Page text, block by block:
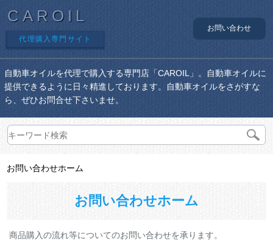
CAROIL
代理購入専門サイト
お問い合わせ
自動車オイルを代理で購入する専門店「CAROIL」。自動車オイルに
提供できるように日々精進しております。自動車オイルをさがすな
ら、ぜひお問合せ下さいませ。
お問い合わせホーム
お問い合わせホーム
商品購入の流れ等についてのお問い合わせを承ります。